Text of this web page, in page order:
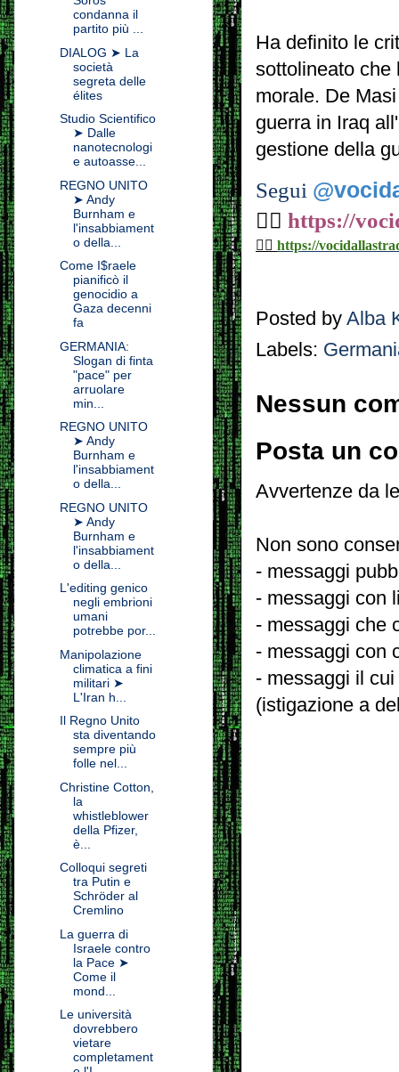
Ha definito le
sottolineato che
morale. De
guerra in Iraq
gestione della
Segui
👉🏼 https://
👉🏼 https://
Posted by Alba
Labels:
Nessun
Posta un
Avvertenze da
Non sono
- messaggi
- messaggi con
- messaggi che
- messaggi con
- messaggi il
(istigazione a
condanna il
partito più ...
DIALOG ➤ La
società
segreta delle
élites
Studio Scientifico
➤ Dalle
nanotecnologi
e autoasse...
REGNO UNITO
➤ Andy
Burnham e
l'insabbiament
o della...
Come I$raele
pianificò il
genocidio a
Gaza decenni
fa
GERMANIA:
Slogan di finta
"pace" per
arruolare
min...
REGNO UNITO
➤ Andy
Burnham e
l'insabbiament
o della...
REGNO UNITO
➤ Andy
Burnham e
l'insabbiament
o della...
L'editing genico
negli embrioni
umani
potrebbe por...
Manipolazione
climatica a fini
militari ➤
L'Iran h...
Il Regno Unito
sta diventando
sempre più
folle nel...
Christine Cotton,
la
whistleblower
della Pfizer,
è...
Colloqui segreti
tra Putin e
Schröder al
Cremlino
La guerra di
Israele contro
la Pace ➤
Come il
mond...
Le università
dovrebbero
vietare
completament